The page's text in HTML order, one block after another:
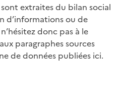
extraites du bilan social
d’informations ou de
donc pas à le
paragraphes sources
de données publiées ici.